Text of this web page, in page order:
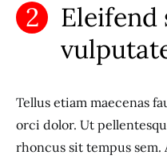
Eleifend
Tellus etiam maecenas
orci dolor. Ut
rhoncus sit tempus